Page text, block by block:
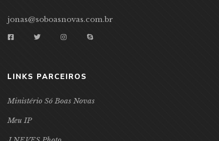
jonas@soboasnovas.com.br
LINKS PARCEIROS
Ministério Só Boas Novas
Meu IP